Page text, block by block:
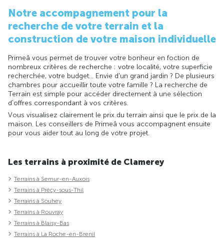
Notre accompagnement pour la
recherche de votre terrain et la
construction de votre maison individuelle
Primeâ vous permet de trouver votre bonheur en foction de
nombreux critères de recherche : votre localité, votre superficie
recherchée, votre budget... Envie d'un grand jardin ? De plusieurs
chambres pour accueillir toute votre famille ? La recherche de
Terrain est simple pour accéder directement à une sélection
d'offres correspondant à vos critères.
Vous visualisez clairement le prix du terrain ainsi que le prix de la
maison. Les conseillers de Primeâ vous accompagnent ensuite
pour vous aider tout au long de votre projet.
Les terrains à proximité de Clamerey
Terrains à Semur-en-Auxois
Terrains à Précy-sous-Thil
Terrains à Souhey
Terrains à Rouvray
Terrains à Blaisy-Bas
Terrains à La Roche-en-Brenil